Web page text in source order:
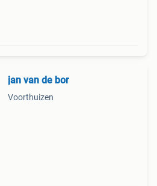
jan van de bor
Voorthuizen